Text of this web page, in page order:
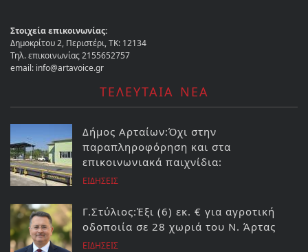
Στοιχεία επικοινωνίας:
Δημοκρίτου 2, Περιστέρι, ΤΚ: 12134
Τηλ. επικοινωνίας 2155652757
email: info@artavoice.gr
ΤΕΛΕΥΤΑΙΑ ΝΕΑ
Δήμος Αρταίων:Όχι στην
παραπληροφόρηση και στα
επικοινωνιακά παιχνίδια:
ΕΙΔΗΣΕΙΣ
Γ.Στύλιος:Έξι (6) εκ. € για αγροτική
οδοποιία σε 28 χωριά του Ν. Άρτας
ΕΙΔΗΣΕΙΣ